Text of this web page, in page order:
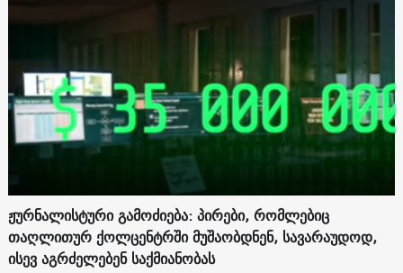
ჟურნალისტური გამოძიება: პირები, რომლებიც
თაღლითურ ქოლცენტრში მუშაობდნენ, სავარაუდოდ,
ისევ აგრძელებენ საქმიანობას